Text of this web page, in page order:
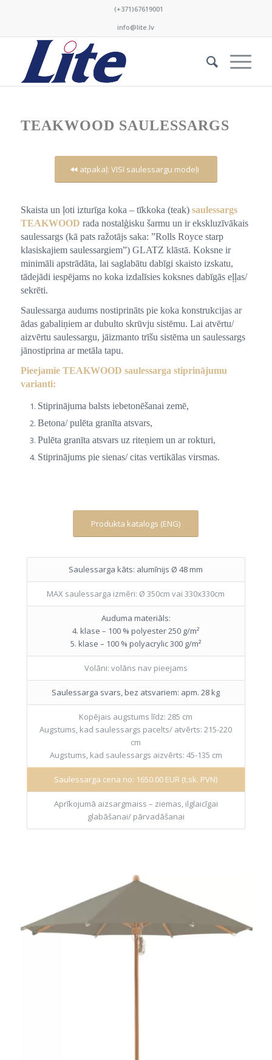
(+371)67619001
info@lite.lv
TEAKWOOD SAULESSARGS
atpakaļ: VISI saulessargu modeļi
Skaista un ļoti izturīga koka – tīkkoka (teak) saulessargs
TEAKWOOD rada nostalģisku šarmu un ir ekskluzīvākais
saulessargs (kā pats ražotājs saka: ”Rolls Royce starp
klasiskajiem saulessargiem”) GLATZ klāstā. Koksne ir
minimāli apstrādāta, lai saglabātu dabīgi skaisto izskatu,
tādejādi iespējams no koka izdalīsies koksnes dabīgās eļļas/
sekrēti.
Saulessarga audums nostiprināts pie koka konstrukcijas ar
ādas gabaliņiem ar dubulto skrūvju sistēmu. Lai atvērtu/
aizvērtu saulessargu, jāizmanto trīšu sistēma un saulessargs
jānostiprina ar metāla tapu.
Pieejamie TEAKWOOD saulessarga stiprinājumu
varianti:
Stiprinājuma balsts iebetonēšanai zemē,
Betona/ pulēta granīta atsvars,
Pulēta granīta atsvars uz riteņiem un ar rokturi,
Stiprinājums pie sienas/ citas vertikālas virsmas.
Produkta katalogs (ENG)
Saulessarga kāts: alumīnijs Ø 48 mm
MAX saulessarga izmēri: Ø 350cm vai 330x330cm
Auduma materiāls:
4. klase – 100 % polyester 250 g/m²
5. klase – 100 % polyacrylic 300 g/m²
Volāni: volāns nav pieejams
Saulessarga svars, bez atsvariem: apm. 28 kg
Kopējais augstums līdz: 285 cm
Augstums, kad saulessargs pacelts/ atvērts: 215-220
cm
Augstums, kad saulessargs aizvērts: 45-135 cm
Saulessarga cena no: 1650.00 EUR (t.sk. PVN)
Aprīkojumā aizsargmaiss – ziemas, ilglaicīgai
glabāšanai/ pārvadāšanai